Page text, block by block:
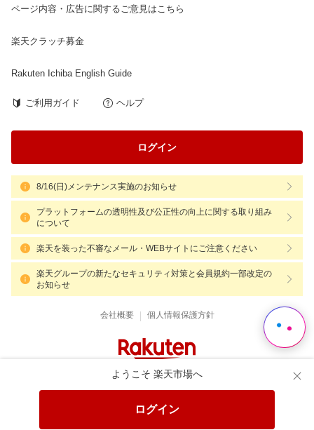
ようこそ 楽天市場へ
ログイン
ページ内容・広告に関するご意見はこちら
楽天クラッチ募金
Rakuten Ichiba English Guide
ご利用ガイド ヘルプ
ログイン
8/16(日)メンテナンス実施のお知らせ
プラットフォームの透明性及び公正性の向上に関する取り組み
について
楽天を装った不審なメール・WEBサイトにご注意ください
楽天グループの新たなセキュリティ対策と会員規約一部改定の
お知らせ
会社概要 | 個人情報保護方針